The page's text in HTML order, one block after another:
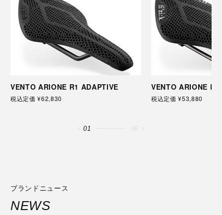
VENTO ARIONE R1 ADAPTIVE
税込定価 ¥62,830
VENTO ARIONE
税込定価 ¥53,880
01
ブランドニュース
NEWS